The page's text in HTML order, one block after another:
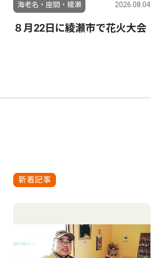
海老名・座間・綾瀬 2026.08.04
８月22日に綾瀬市で花火大会
新着記事